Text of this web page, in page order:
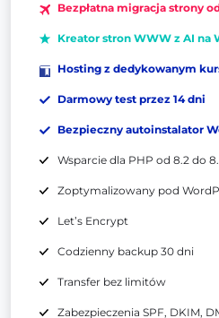
Bezpłatna migracja strony
Kreator stron WWW z AI na
Hosting z dedykowanym
Darmowy test przez 14 dni
Bezpieczny autoinstalator
Wsparcie dla PHP od 8.2 do
Zoptymalizowany pod
Let’s Encrypt
Codzienny backup 30 dni
Transfer bez limitów
Zabezpieczenia SPF, DKIM,